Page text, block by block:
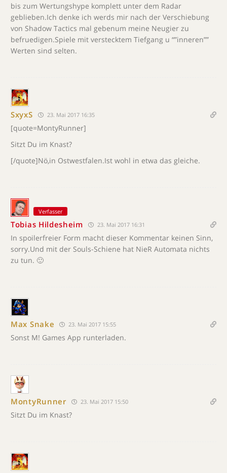
bis zum Wertungshype komplett unter dem Radar
geblieben.Ich denke ich werds mir nach der Verschiebung
von Shadow Tactics mal gebenum meine Neugier zu
befruedigen.Spiele mit verstecktem Tiefgang u “”inneren””
Werten sind selten.
SxyxS 23. Mai 2017 16:35
[quote=MontyRunner]
Sitzt Du im Knast?
[/quote]Nö,in Ostwestfalen.Ist wohl in etwa das gleiche.
Verfasser
Tobias Hildesheim 23. Mai 2017 16:31
In spoilerfreier Form macht dieser Kommentar keinen Sinn,
sorry.Und mit der Souls-Schiene hat NieR Automata nichts
zu tun. 🙂
Max Snake 23. Mai 2017 15:55
Sonst M! Games App runterladen.
MontyRunner 23. Mai 2017 15:50
Sitzt Du im Knast?